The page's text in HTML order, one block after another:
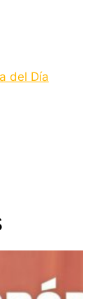
del Día